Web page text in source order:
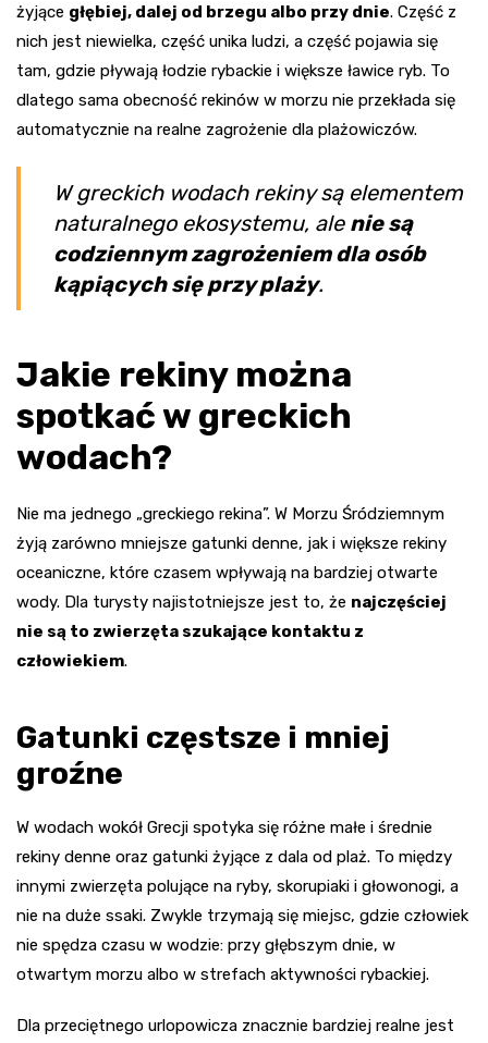
żyjące głębiej, dalej od brzegu albo przy dnie. Część z
nich jest niewielka, część unika ludzi, a część pojawia się
tam, gdzie pływają łodzie rybackie i większe ławice ryb. To
dlatego sama obecność rekinów w morzu nie przekłada się
automatycznie na realne zagrożenie dla plażowiczów.
W greckich wodach rekiny są elementem
naturalnego ekosystemu, ale nie są
codziennym zagrożeniem dla osób
kąpiących się przy plaży.
Jakie rekiny można
spotkać w greckich
wodach?
Nie ma jednego „greckiego rekina”. W Morzu Śródziemnym
żyją zarówno mniejsze gatunki denne, jak i większe rekiny
oceaniczne, które czasem wpływają na bardziej otwarte
wody. Dla turysty najistotniejsze jest to, że najczęściej
nie są to zwierzęta szukające kontaktu z
człowiekiem.
Gatunki częstsze i mniej
groźne
W wodach wokół Grecji spotyka się różne małe i średnie
rekiny denne oraz gatunki żyjące z dala od plaż. To między
innymi zwierzęta polujące na ryby, skorupiaki i głowonogi, a
nie na duże ssaki. Zwykle trzymają się miejsc, gdzie człowiek
nie spędza czasu w wodzie: przy głębszym dnie, w
otwartym morzu albo w strefach aktywności rybackiej.
Dla przeciętnego urlopowicza znacznie bardziej realne jest